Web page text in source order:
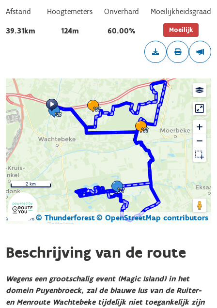
Afstand
39.31km
Hoogtemeters
124m
Onverhard
60.00%
Moeilijkheidsgraad
Moeilijk
Kaartgegevens © Thunderforest© OpenStreetMap contributors
2 km
Beschrijving van de route
Wegens een grootschalig event (Magic Island) in het
domein Puyenbroeck, zal de blauwe lus van de Ruiter-
en Menroute Wachtebeke tijdelijk niet toegankelijk zijn